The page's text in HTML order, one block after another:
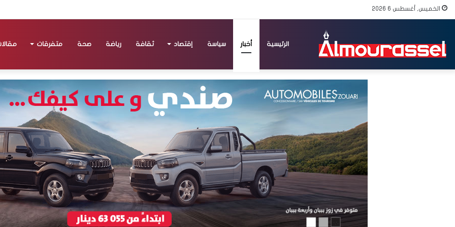
الخميس, أغسطس 6 2026
الرئيسية أخبار سياسة إقتصاد ثقافة رياضة صحة متفرقات